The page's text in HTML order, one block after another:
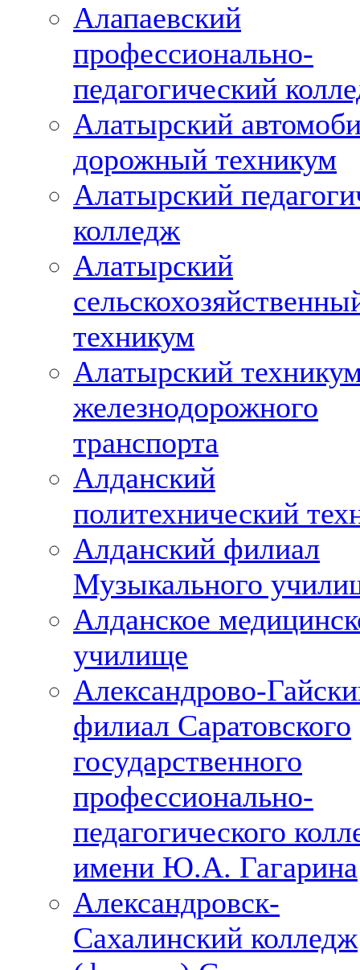
Алапаевский
профессионально-
педагогический
Алатырский
дорожный техникум
Алатырский
колледж
Алатырский
техникум
Алатырский
железнодорожного
транспорта
Алданский
политехнический
Алданский филиал
Музыкального
Алданское
училище
Александрово-
филиал Саратовского
государственного
профессионально-
педагогического
имени Ю.А. Гагарина
Александровск-
Сахалинский колледж